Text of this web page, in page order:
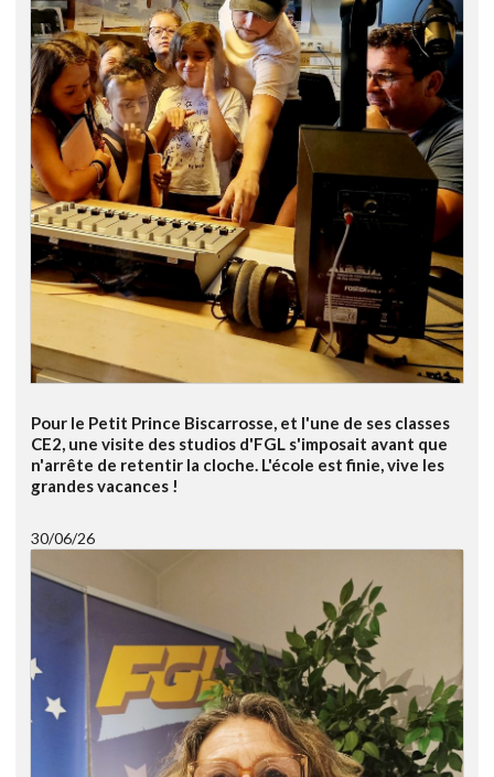
Pour le Petit Prince Biscarrosse, et l'une de ses classes
CE2, une visite des studios d'FGL s'imposait avant que
n'arrête de retentir la cloche. L'école est finie, vive les
grandes vacances !
30/06/26